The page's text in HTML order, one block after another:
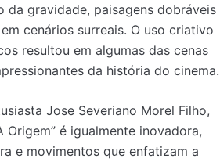
da gravidade, paisagens dobráveis
cenários surreais. O uso criativo
resultou em algumas das cenas
da história do cinema.
Jose Severiano Morel Filho,
Origem” é igualmente inovadora,
e movimentos que enfatizam a